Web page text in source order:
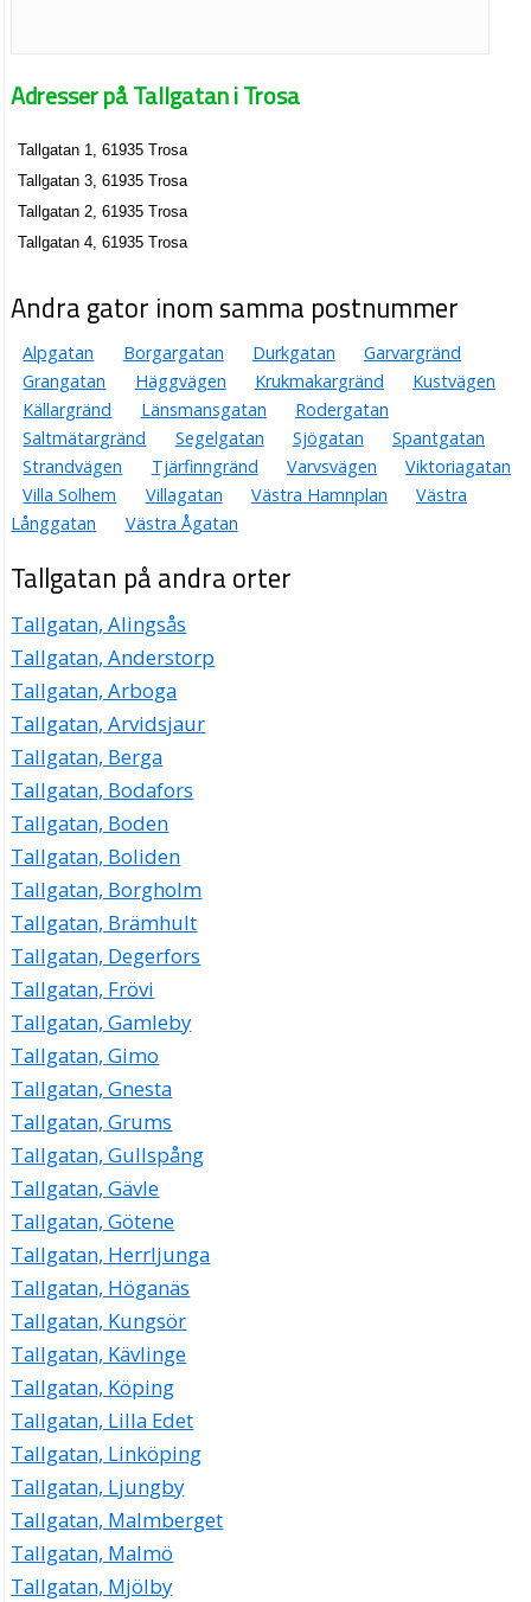
Adresser på Tallgatan i Trosa
Tallgatan 1, 61935 Trosa
Tallgatan 3, 61935 Trosa
Tallgatan 2, 61935 Trosa
Tallgatan 4, 61935 Trosa
Andra gator inom samma postnummer
Alpgatan Borgargatan Durkgatan
Garvargränd
Grangatan
Häggvägen Krukmakargränd
Kustvägen
Källargränd
Länsmansgatan
Rodergatan
Saltmätargränd
Segelgatan Sjögatan
Spantgatan
Strandvägen
Tjärfinngränd Varvsvägen
Viktoriagatan
Villa Solhem
Villagatan Västra Hamnplan
Västra
Långgatan
Västra Ågatan
Tallgatan på andra orter
Tallgatan, Alingsås
Tallgatan, Anderstorp
Tallgatan, Arboga
Tallgatan, Arvidsjaur
Tallgatan, Berga
Tallgatan, Bodafors
Tallgatan, Boden
Tallgatan, Boliden
Tallgatan, Borgholm
Tallgatan, Brämhult
Tallgatan, Degerfors
Tallgatan, Frövi
Tallgatan, Gamleby
Tallgatan, Gimo
Tallgatan, Gnesta
Tallgatan, Grums
Tallgatan, Gullspång
Tallgatan, Gävle
Tallgatan, Götene
Tallgatan, Herrljunga
Tallgatan, Höganäs
Tallgatan, Kungsör
Tallgatan, Kävlinge
Tallgatan, Köping
Tallgatan, Lilla Edet
Tallgatan, Linköping
Tallgatan, Ljungby
Tallgatan, Malmberget
Tallgatan, Malmö
Tallgatan, Mjölby